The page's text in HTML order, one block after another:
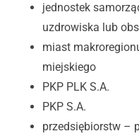
jednostek
uzdrowiska lub
miast
miejskiego
PKP PLK S.A.
PKP S.A.
przedsiębiorstw –